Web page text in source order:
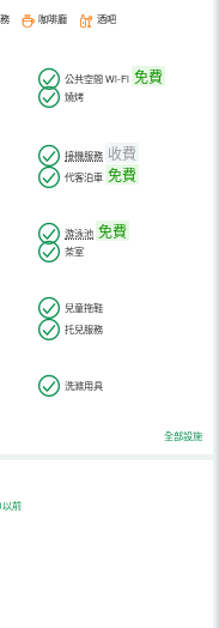
一共6間客房， 面積從50到100平米不等。房
調,液晶電視、投影儀，無線WIFI，品牌床
齊全、休閒區域空間大。配有獨立茶室、洗
務。為您和家人提供豐富舒適的旅行與休閒
時光裡緩釋焦慮和疲憊，享受恩施大峽谷隨
咖啡廳 酒吧
公共空間 Wi-Fi 免費
燒烤
接機服務 收費
代客泊車 免費
游泳池 免費
茶室
兒童拖鞋
托兒服務
洗滌用具
全部設施
前